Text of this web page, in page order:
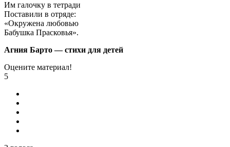
Им галочку в тетради
Поставили в отряде:
«Окружена любовью
Бабушка Прасковья».
Агния Барто — стихи для детей
Оцените материал!
5